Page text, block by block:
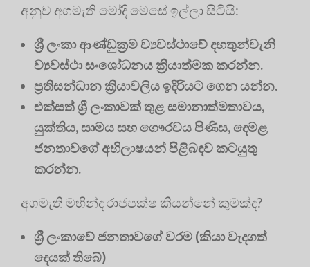
අනුව අගමැති මෝදි මෙසේ ඉල්ලා සිටියි:
ශ්‍රී ලංකා ආණ්ඩුක්‍රම ව්‍යවස්ථාවේ දහතුන්වැනි
ව්‍යවස්ථා සංශෝධනය ක්‍රියාත්මක කරන්න.
ප්‍රතිසන්ධාන ක්‍රියාවලිය ඉදිරියට ගෙන යන්න.
එක්සත් ශ්‍රී ලංකාවක් තුළ සමානාත්මතාවය,
යුක්තිය, සාමය සහ ගෞරවය පිණිස, දෙමළ
ජනතාවගේ අභිලාෂයන් පිළිබඳව කටයුතු
කරන්න.
අගමැති මහින්ද රාජපක්ෂ කියන්නේ කුමක්ද?
ශ්‍රී ලංකාවේ ජනතාවගේ වරම (කියා වැදගත්
දෙයක් තිබේ)